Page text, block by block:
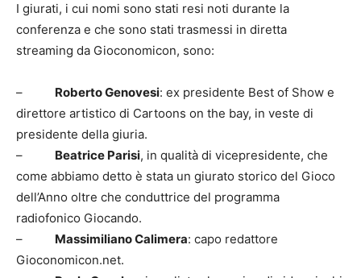
I giurati, i cui nomi sono stati resi noti durante la
conferenza e che sono stati trasmessi in diretta
streaming da Gioconomicon, sono:
– Roberto Genovesi: ex presidente Best of Show e
direttore artistico di Cartoons on the bay, in veste di
presidente della giuria.
– Beatrice Parisi, in qualità di vicepresidente, che
come abbiamo detto è stata un giurato storico del Gioco
dell’Anno oltre che conduttrice del programma
radiofonico Giocando.
– Massimiliano Calimera: capo redattore
Gioconomicon.net.